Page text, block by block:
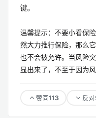
键。
温馨提示：不要小看保
然大力推行保险，那么
也不会被允许。当风险
显出来了，不至于因为
赞同113 反对